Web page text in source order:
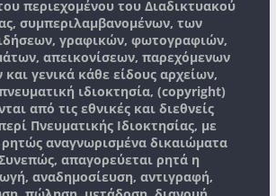
περιεχομένου του Διαδικτυακού
συμπεριλαμβανομένων, των
γραφικών, φωτογραφιών,
απεικονίσεων, παρεχόμενων
γενικά κάθε είδους αρχείων,
ιδιοκτησία, (copyright)
από τις εθνικές και διεθνείς
Πνευματικής Ιδιοκτησίας, με
ρητώς αναγνωρισμένα δικαιώματα
απαγορεύεται ρητά η
αναδημοσίευση, αντιγραφή,